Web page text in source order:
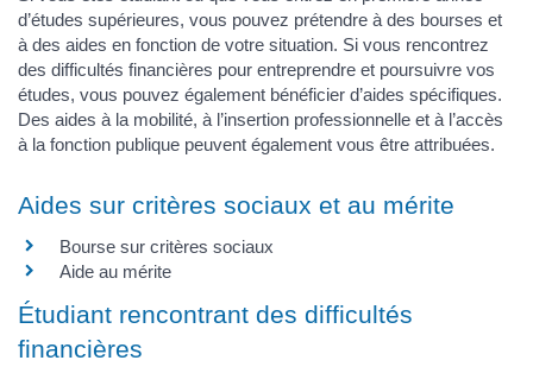
d’études supérieures, vous pouvez prétendre à des bourses et
à des aides en fonction de votre situation. Si vous rencontrez
des difficultés financières pour entreprendre et poursuivre vos
études, vous pouvez également bénéficier d’aides spécifiques.
Des aides à la mobilité, à l’insertion professionnelle et à l’accès
à la fonction publique peuvent également vous être attribuées.
Aides sur critères sociaux et au mérite
Bourse sur critères sociaux
Aide au mérite
Étudiant rencontrant des difficultés
financières